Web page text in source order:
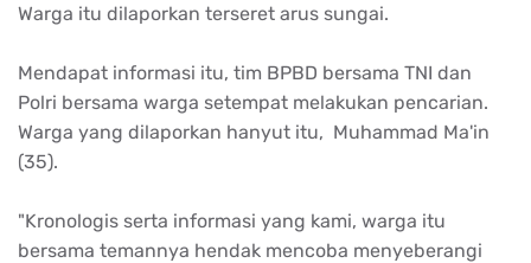
Warga itu dilaporkan terseret arus sungai.
Mendapat informasi itu, tim BPBD bersama TNI dan
Polri bersama warga setempat melakukan pencarian.
Warga yang dilaporkan hanyut itu, Muhammad Ma'in
(35).
"Kronologis serta informasi yang kami, warga itu
bersama temannya hendak mencoba menyeberangi